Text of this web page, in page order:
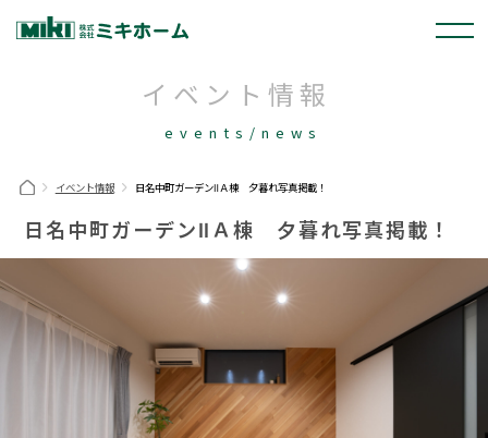
イベント情報
events/news
イベント情報 日名中町ガーデンⅡＡ棟 夕暮れ写真掲載！
日名中町ガーデンⅡＡ棟 夕暮れ写真掲載！